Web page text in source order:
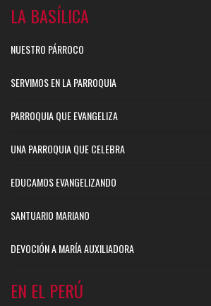
LA BASÍLICA
NUESTRO PÁRROCO
SERVIMOS EN LA PARROQUIA
PARROQUIA QUE EVANGELIZA
UNA PARROQUIA QUE CELEBRA
EDUCAMOS EVANGELIZANDO
SANTUARIO MARIANO
DEVOCIÓN A MARÍA AUXILIADORA
EN EL PERÚ